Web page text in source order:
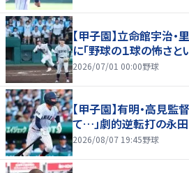
【甲子園】立命館宇治
に「野球の１球の怖さと
2026/07/01 00:00野球
【甲子園】有明・高見監
て…」劇的逆転打の永
2026/08/07 19:45野球